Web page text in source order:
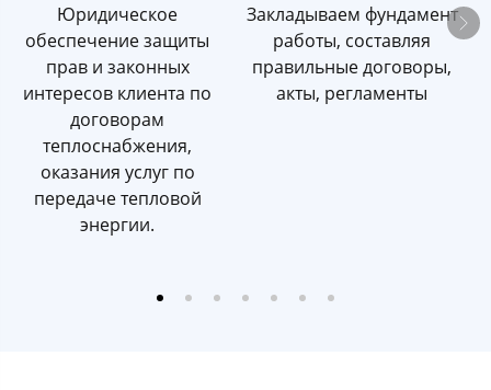
Юридическое
обеспечение защиты
прав и законных
интересов клиента по
договорам
теплоснабжения,
оказания услуг по
передаче тепловой
энергии.
Закладываем фундамент
работы, составляя
правильные договоры,
акты, регламенты